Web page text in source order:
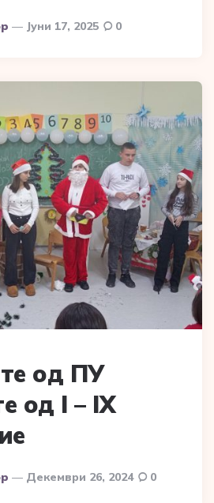
Јуни 17, 2025 0
од ПУ
од I – IX
Декември 26, 2024 0